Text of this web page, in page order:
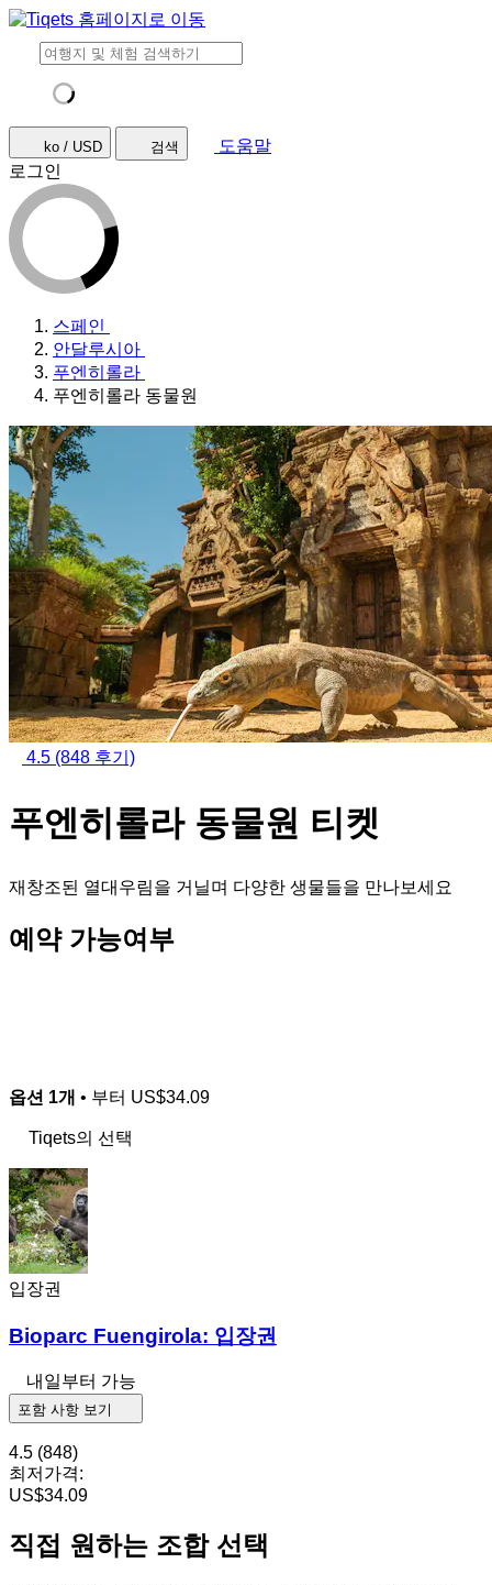
ko / USD 검색
도움말
로그인
스페인
안달루시아
푸엔히롤라
푸엔히롤라 동물원
4.5 (848 후기)
푸엔히롤라 동물원 티켓
재창조된 열대우림을 거닐며 다양한 생물들을 만나보세요
예약 가능여부
옵션 1개 • 부터 US$34.09
Tiqets의 선택
입장권
Bioparc Fuengirola: 입장권
내일부터 가능
포함 사항 보기
4.5 (848)
최저가격:
US$34.09
직접 원하는 조합 선택